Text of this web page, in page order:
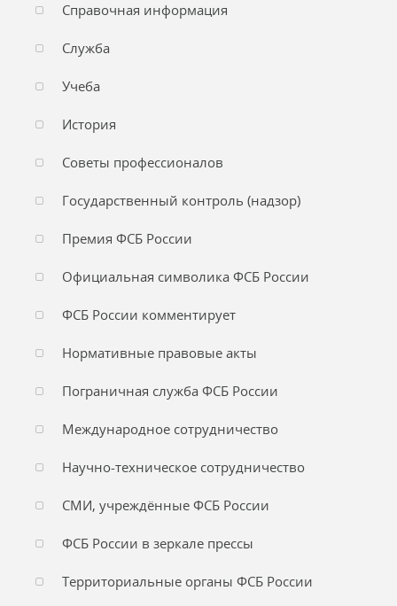
Справочная информация
Служба
Учеба
История
Советы профессионалов
Государственный контроль (надзор)
Премия ФСБ России
Официальная символика ФСБ России
ФСБ России комментирует
Нормативные правовые акты
Пограничная служба ФСБ России
Международное сотрудничество
Научно-техническое сотрудничество
СМИ, учреждённые ФСБ России
ФСБ России в зеркале прессы
Территориальные органы ФСБ России